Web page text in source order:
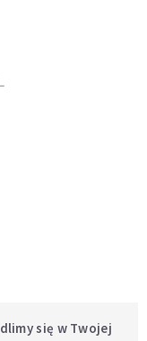
się w Twojej